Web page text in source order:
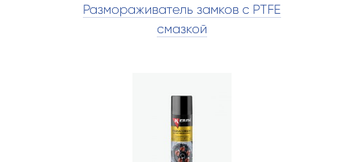
Размораживатель замков с PTFE
смазкой